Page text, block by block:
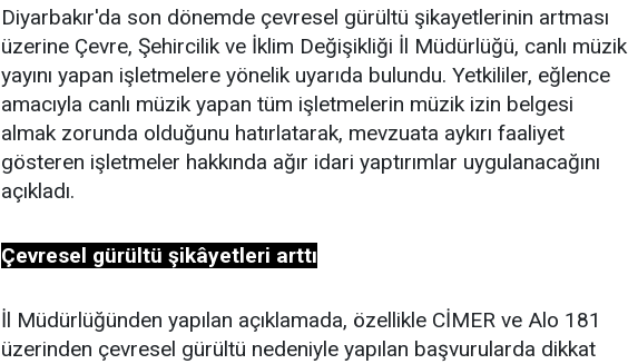
Diyarbakır'da son dönemde çevresel gürültü şikayetlerinin artması
üzerine Çevre, Şehircilik ve İklim Değişikliği İl Müdürlüğü, canlı müzik
yayını yapan işletmelere yönelik uyarıda bulundu. Yetkililer, eğlence
amacıyla canlı müzik yapan tüm işletmelerin müzik izin belgesi
almak zorunda olduğunu hatırlatarak, mevzuata aykırı faaliyet
gösteren işletmeler hakkında ağır idari yaptırımlar uygulanacağını
açıkladı.
Çevresel gürültü şikâyetleri arttı
İl Müdürlüğünden yapılan açıklamada, özellikle CİMER ve Alo 181
üzerinden çevresel gürültü nedeniyle yapılan başvurularda dikkat